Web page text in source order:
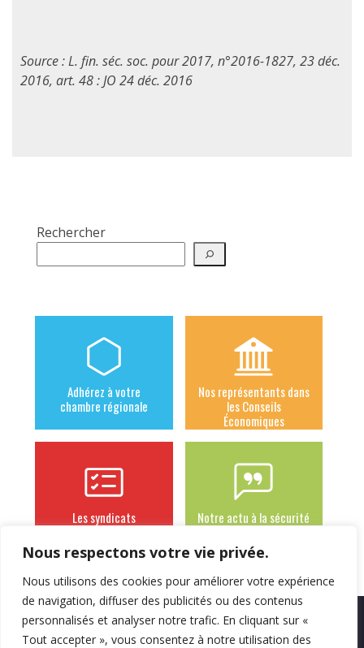
Nous respectons votre vie privée.
Nous utilisons des cookies pour améliorer votre expérience
de navigation, diffuser des publicités ou des contenus
personnalisés et analyser notre trafic. En cliquant sur «
Tout accepter », vous consentez à notre utilisation des
Source : L. fin. séc. soc. pour 2017, n°2016-1827, 23 déc.
2016, art. 48 : JO 24 déc. 2016
Rechercher
Adhérez à votre
chambre régionale
Nos représentants dans
les Conseils
Économiques
Les syndicats
Notre actu à la sécurité
indépendants
Mentions légales
Politique de
confidentialité
Contact